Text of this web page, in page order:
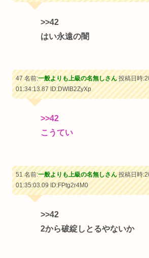
>>42
はい永遠の闇
47 名前:一般よりも上級の名無しさん投稿日時
01:34:13.87ID:DWIB2ZyXp
>>42
こうてい
51 名前:一般よりも上級の名無しさん投稿日時
01:35:03.09ID:FPtg2r4M0
>>42
2から破綻しとるやないか